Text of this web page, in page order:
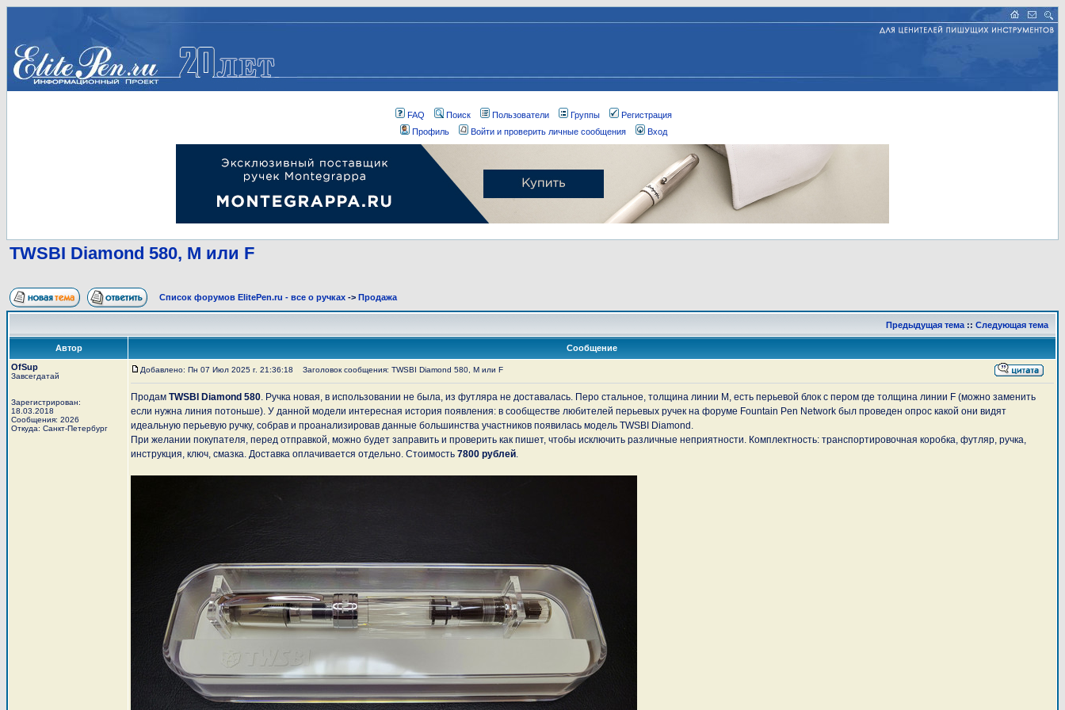
FAQ Поиск Пользователи Группы
Регистрация
Профиль
Войти и проверить личные сообщения Вход
TWSBI Diamond 580, M или F
Список форумов ElitePen.ru - все о ручках -> Продажа
Предыдущая тема :: Следующая тема
Автор
Сообщение
OfSup
Завсегдатай
Зарегистрирован:
18.03.2018
Сообщения: 2026
Откуда: Санкт-Петербург
Добавлено: Пн 07 Июл 2025 г. 21:36:18 Заголовок сообщения: TWSBI Diamond 580, M или F
Продам TWSBI Diamond 580. Ручка новая, в использовании не была, из футляра не доставалась. Перо стальное, толщина линии M, есть перьевой блок с пером где толщина линии F (можно заменить
если нужна линия потоньше). У данной модели интересная история появления: в сообществе любителей перьевых ручек на форуме Fountain Pen Network был проведен опрос какой они видят
идеальную перьевую ручку, собрав и проанализировав данные большинства участников появилась модель TWSBI Diamond.
При желании покупателя, перед отправкой, можно будет заправить и проверить как пишет, чтобы исключить различные неприятности. Комплектность: транспортировочная коробка, футляр, ручка,
инструкция, ключ, смазка. Доставка оплачивается отдельно. Стоимость 7800 рублей.